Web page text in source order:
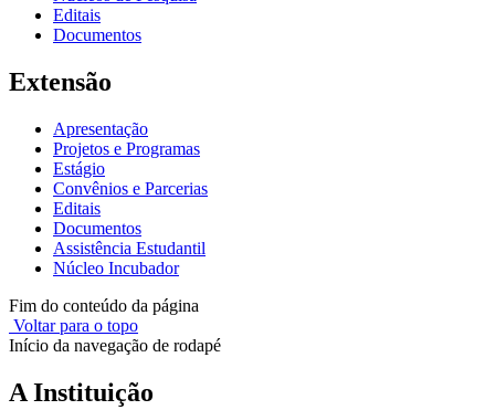
Editais
Documentos
Extensão
Apresentação
Projetos e Programas
Estágio
Convênios e Parcerias
Editais
Documentos
Assistência Estudantil
Núcleo Incubador
Fim do conteúdo da página
Voltar para o topo
Início da navegação de rodapé
A Instituição